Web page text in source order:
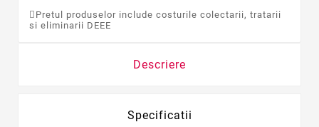
Pretul produselor include costurile colectarii, tratarii
si eliminarii DEEE
Descriere
Specificatii